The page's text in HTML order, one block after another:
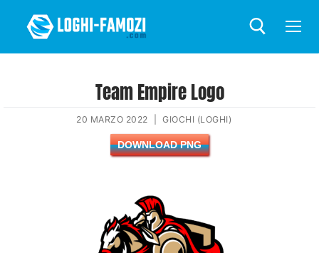
Team Empire Logo
20 MARZO 2022 GIOCHI (LOGHI)
DOWNLOAD PNG